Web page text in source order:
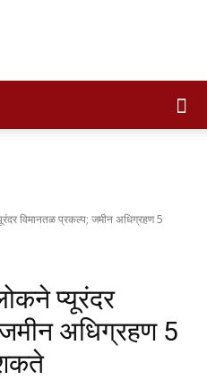
Times
विमानतळ प्रकल्प; जमीन अधिग्रहण 5
प्यूरंदर
अधिग्रहण 5